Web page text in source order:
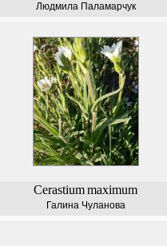
Людмила Паламарчук
Cerastiummaximum
Галина Чуланова